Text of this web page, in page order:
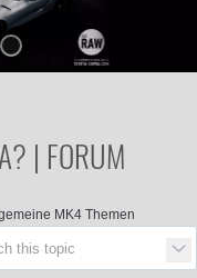
| FORUM
MK4 Themen